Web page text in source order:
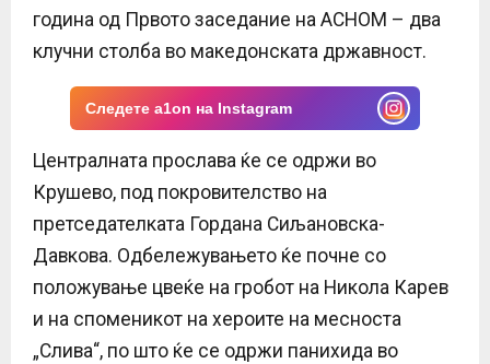
година од Првото заседание на АСНОМ – два
клучни столба во македонската државност.
Следете a1on на Instagram
Централната прослава ќе се одржи во
Крушево, под покровителство на
претседателката Гордана Сиљановска-
Давкова. Одбележувањето ќе почне со
положување цвеќе на гробот на Никола Карев
и на споменикот на хероите на месноста
„Слива“, по што ќе се одржи панихида во